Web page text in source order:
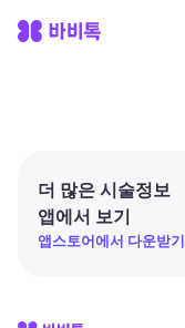
더 많은 시술정보
앱에서 보기
앱스토어에서 다운받기